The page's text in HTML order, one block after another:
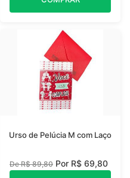
Urso de Pelúcia M com Laço
De R$ 89,80 Por R$ 69,80